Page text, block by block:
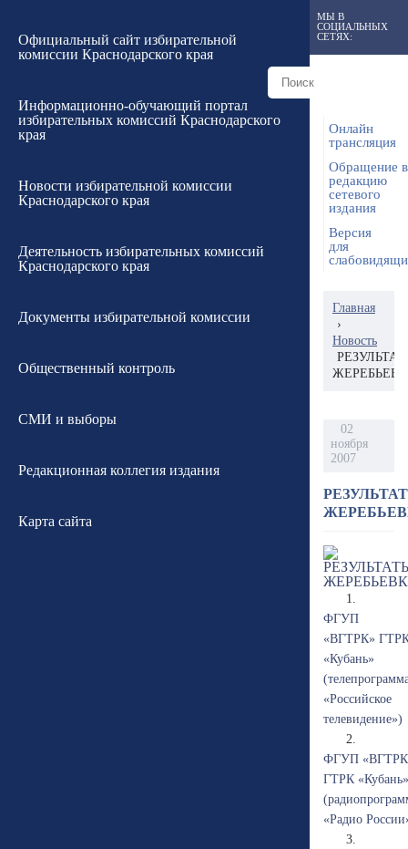
Официальный сайт избирательной
комиссии Краснодарского края
Информационно-обучающий портал
избирательных комиссий Краснодарского
края
Новости избирательной комиссии
Краснодарского края
Деятельность избирательных комиссий
Краснодарского края
Документы избирательной комиссии
Общественный контроль
СМИ и выборы
Редакционная коллегия издания
Карта сайта
МЫ В
СОЦИАЛЬНЫХ
СЕТЯХ:
Онлайн
трансляция
Обращение в
редакцию
сетевого
издания
Версия
для
Главная
›
Новость
02
ноября
2007
1.
ФГУП
«ВГТРК»
«Кубань»
«Российское
телевидение»)
2.
ФГУП
ГТРК «Кубань»
«Радио
3.